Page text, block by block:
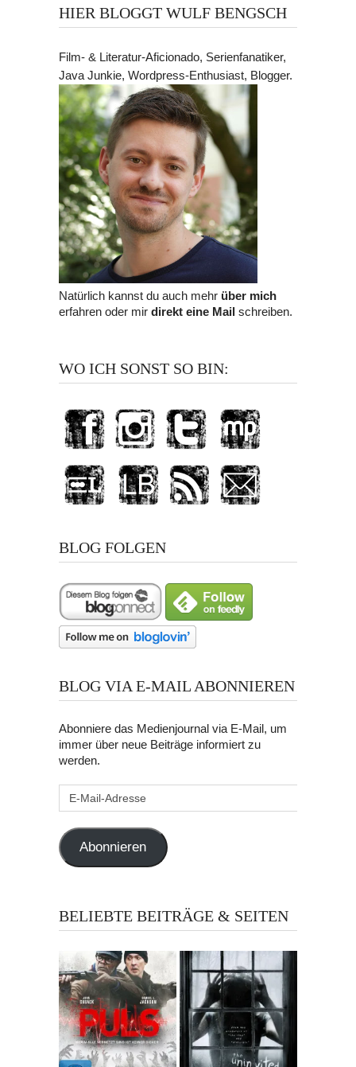
HIER BLOGGT WULF BENGSCH
Film- & Literatur-Aficionado, Serienfanatiker,
Java Junkie, Wordpress-Enthusiast, Blogger.
Natürlich kannst du auch mehr über mich
erfahren oder mir direkt eine Mailschreiben.
WO ICH SONST SO BIN:
BLOG FOLGEN
BLOG VIA E-MAIL ABONNIEREN
Abonniere das Medienjournal via E-Mail, um
immer über neue Beiträge informiert zu
werden.
Abonnieren
BELIEBTE BEITRÄGE & SEITEN